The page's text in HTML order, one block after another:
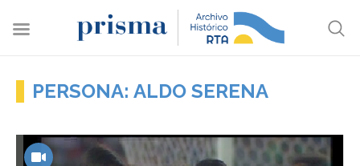
PERSONA: ALDO SERENA